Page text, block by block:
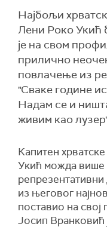
Најбољи
Лени Роко Укић
је на свом
прилично
повлачење из
"Сваке године
Надам се и
живим као
Капитен
Укић можда више
из његовог
поставио на
Јосип Вранковић